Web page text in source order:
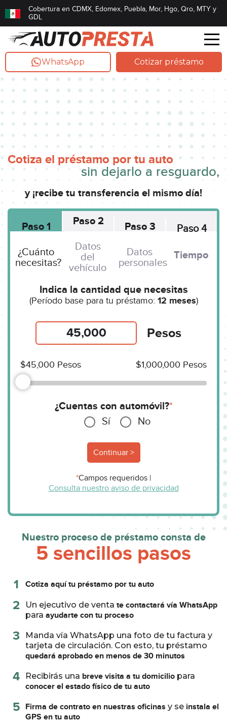
Cobertura en CDMX, Edomex, Puebla, Mor, Hgo, Qro, MTYy
GDL
WhatsApp Cotizar préstamo
Cotiza el préstamo por tu auto
sin dejarlo a resguardo,
y ¡recibe tu transferencia el mismo día!
Paso 1
¿Cuánto
necesitas?
Paso 2
Datos
del
vehículo
Paso 3
Datos
personales
Paso 4
Tiempo
Indica la cantidad que necesitas
(Período base para tu préstamo: 12 meses)
Pesos
$45,000 Pesos $1,000,000 Pesos
¿Cuentas con automóvil?*
Sí
No
Continuar >
*Campos requeridos |
Consulta nuestro aviso de privacidad
Nuestro proceso de préstamo consta de
5 sencillos pasos
1 Cotiza aquí tu préstamo por tu auto
2 Un ejecutivo de venta te contactará vía WhatsApp
para ayudarte con tu proceso
3
Manda vía WhatsApp una foto de tu factura y
tarjeta de circulación. Con esto, tu préstamo
quedará aprobado en menos de 30 minutos
4 Recibirás una breve visita a tu domiciliopara
conocer el estado físico de tu auto
5 Firma de contrato en nuestras oficinas y se instala el
GPS en tu auto